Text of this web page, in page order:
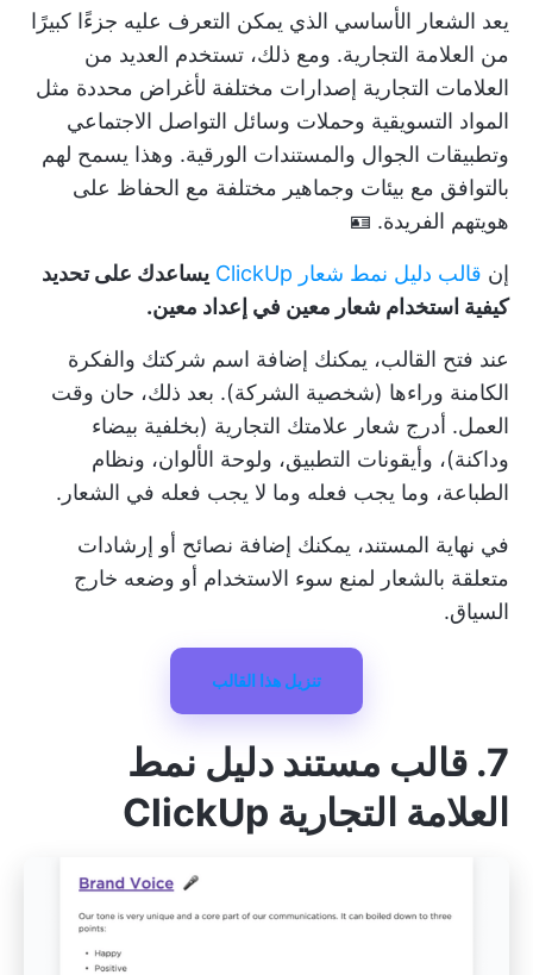
يعد الشعار الأساسي الذي يمكن التعرف عليه جزءًا كبيرًا
من العلامة التجارية. ومع ذلك، تستخدم العديد من
العلامات التجارية إصدارات مختلفة لأغراض محددة مثل
المواد التسويقية وحملات وسائل التواصل الاجتماعي
وتطبيقات الجوال والمستندات الورقية. وهذا يسمح لهم
بالتوافق مع بيئات وجماهير مختلفة مع الحفاظ على
هويتهم الفريدة. 🪪
إن قالب دليل نمط شعار ClickUp
يساعدك على تحديد
كيفية استخدام شعار معين في إعداد معين.
عند فتح القالب، يمكنك إضافة اسم شركتك والفكرة
الكامنة وراءها (شخصية الشركة). بعد ذلك، حان وقت
العمل. أدرج شعار علامتك التجارية (بخلفية بيضاء
وداكنة)، وأيقونات التطبيق، ولوحة الألوان، ونظام
الطباعة، وما يجب فعله وما لا يجب فعله في الشعار.
في نهاية المستند، يمكنك إضافة نصائح أو إرشادات
متعلقة بالشعار لمنع سوء الاستخدام أو وضعه خارج
السياق.
تنزيل هذا القالب
7. قالب مستند دليل نمط
العلامة التجارية ClickUp